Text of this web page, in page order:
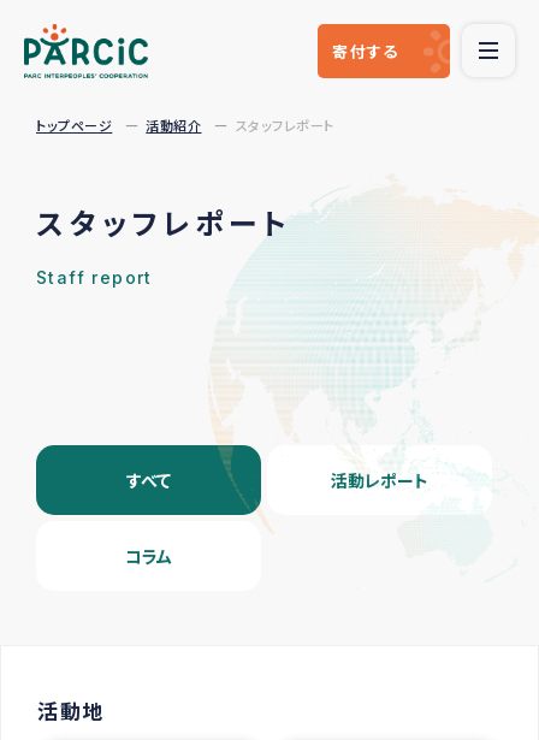
寄付する
トップページ 活動紹介 スタッフレポート
スタッフレポート
Staff report
すべて 活動レポート
コラム
活動地